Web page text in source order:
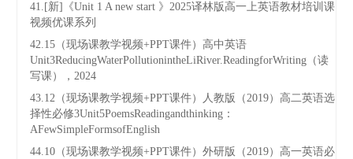
41.[新]《Unit 1 A new start 》2025译林版高一上英语教材培训课
视频优课系列
42.15（现场课教学视频+PPT课件）高中英语
Unit3ReducingWaterPollutionintheLiRiver.ReadingforWriting（读
写课），2024
43.12（现场课教学视频+PPT课件）人教版（2019）高二英语选
择性必修3Unit5PoemsReadingandthinking：
AFewSimpleFormsofEnglish
44.10（现场课教学视频+PPT课件）外研版（2019）高一英语必